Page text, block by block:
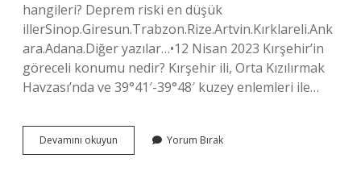
hangileri? Deprem riski en düşük
illerSinop.Giresun.Trabzon.Rize.Artvin.Kırklareli.Ank
ara.Adana.Diğer yazılar…•12 Nisan 2023 Kırşehir’in
göreceli konumu nedir? Kırşehir ili, Orta Kızılırmak
Havzası’nda ve 39°41′-39°48′ kuzey enlemleri ile…
Devamını okuyun
Fay
Yorum Bırak